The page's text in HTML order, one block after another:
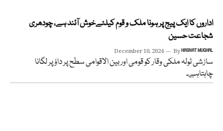
اداروں کا ایک پیج پر ہونا ملک و قوم کیلئےخوش آئند ہے، چودھری
شجاعت حسین
December 10, 2024 ByHASNAT MUGHAL
سازشی ٹولہ ملکی وقار کو قومی اور بین الاقوامی سطح پر داؤ پر لگانا
چاہتاہے۔